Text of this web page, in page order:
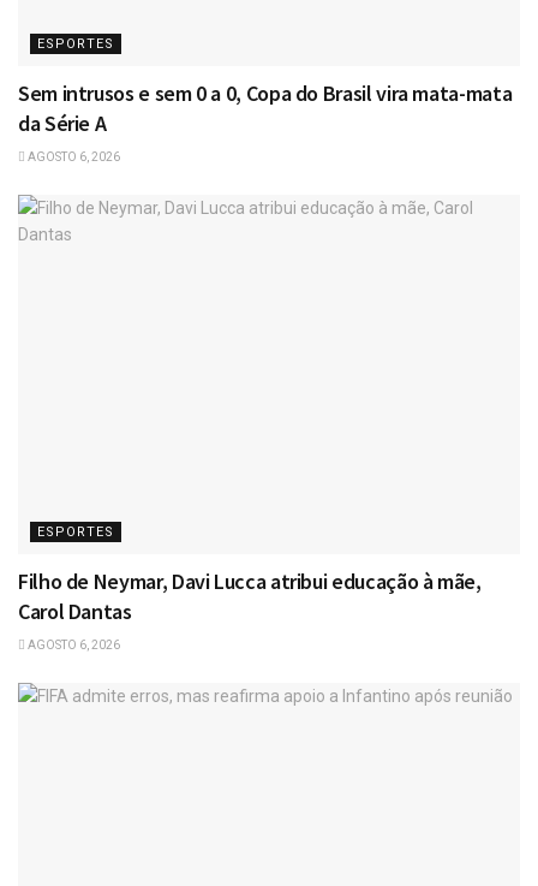
ESPORTES
Sem intrusos e sem 0 a 0, Copa do Brasil vira mata-mata
da Série A
AGOSTO 6, 2026
ESPORTES
Filho de Neymar, Davi Lucca atribui educação à mãe,
Carol Dantas
AGOSTO 6, 2026